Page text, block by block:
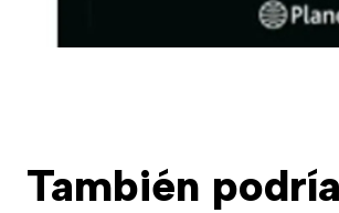
También